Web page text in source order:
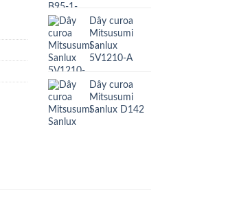
Dây curoa
Mitsusumi
Sanlux
5V1210-A
Dây curoa
Mitsusumi
Sanlux D142